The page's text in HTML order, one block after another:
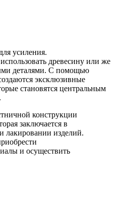
усиления.
древесину или же
деталями. С помощью
эксклюзивные
становятся центральным
конструкции
заключается в
лакировании изделий.
и осуществить